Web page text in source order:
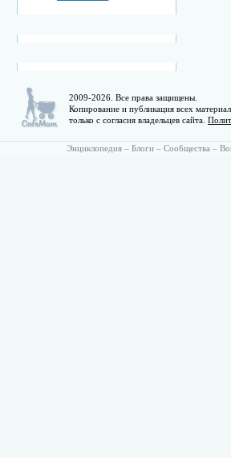
2009-2026. Все права защищены.
Копирование и публикация всех
только с согласия владельцев сайта.
Энциклопедия – Блоги – Сообщества –